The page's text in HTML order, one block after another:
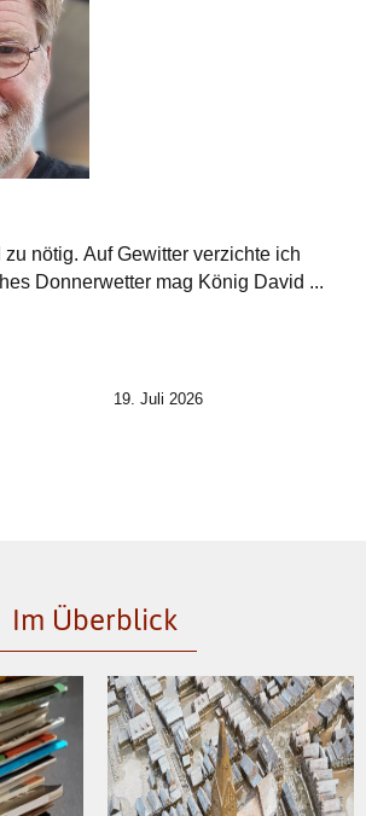
nötig. Auf Gewitter verzichte ich
Donnerwetter mag König David ...
19. Juli 2026
Im Überblick